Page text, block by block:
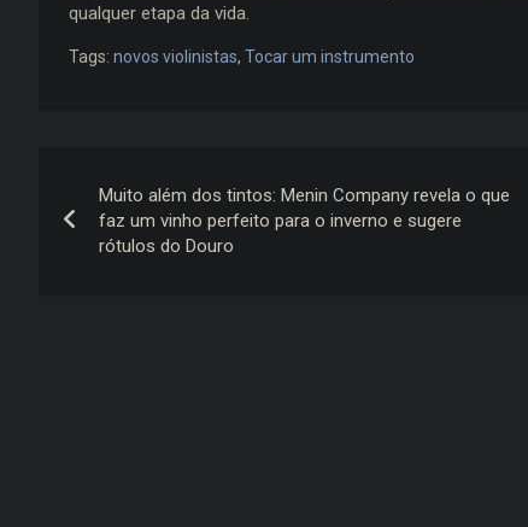
qualquer etapa da vida.
Tags: novos violinistas, Tocar um instrumento
de
Muito além dos tintos: Menin Company revela o que
faz um vinho perfeito para o inverno e sugere
rótulos do Douro